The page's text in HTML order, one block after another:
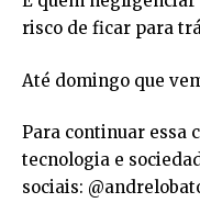
risco de ficar para
Até domingo que
Para continuar essa
tecnologia e
sociais: